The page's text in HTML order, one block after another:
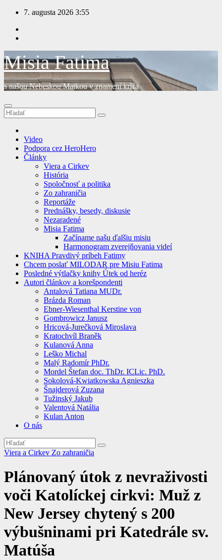
Prejsť
obsah
7. augusta 2026 3:55
Misia Fatima
s našou Nebeskou Matkou v znamení kríža
Video
Podpora cez HeroHero
Články
Viera a Cirkev
História
Spoločnosť a politika
Zo zahraničia
Reportáže
Prednášky, besedy, diskusie
Nezaradené
Misia Fatima
Začíname našu ďalšiu misiu
Harmonogram zverejňovania videí
KNIHA Pravdivý príbeh Fatimy
Chcem poslať MILODAR pre Misiu Fatima
Posledné výtlačky knihy Útek od heréz
Autori článkov a korešpondenti
Antalová Tatiana MUDr.
Brázda Roman
Ebner-Wiesenthal Kerstine von
Gombrowicz Janusz
Hricová-Jurečková Miroslava
Kratochvíl Braněk
Kulanová Anna
Leško Michal
Malý Radomír PhDr.
Mordel Štefan doc. ThDr. ICLic. PhD.
Sokolová-Kwiatkowska Agnieszka
Šnajderová Zuzana
Tužinský Jakub
Valentová Natália
Kulan Anton
O nás
Viera a Cirkev Zo zahraničia
Plánovaný útok z nevraživosti
voči Katolíckej cirkvi: Muž z
New Jersey chytený s 200
výbušninami pri Katedrále sv.
Matúša